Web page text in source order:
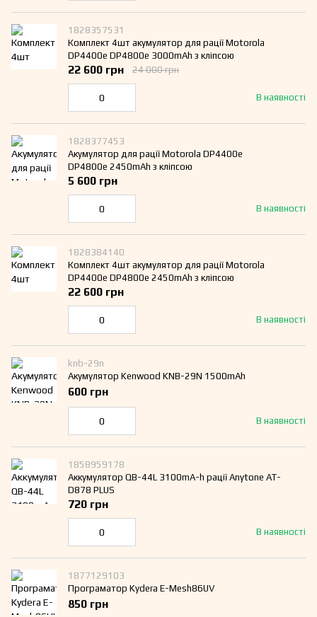
1828357531
Комплект 4шт акумулятор для рації Motorola
DP4400е DP4800е 3000mAh з кліпсою
В наявності
22 600 грн 24 000 грн
1828377453
Акумулятор для рації Motorola DP4400е
DP4800е 2450mAh з кліпсою
В наявності
5 600 грн
1828384140
Комплект 4шт акумулятор для рації Motorola
DP4400е DP4800е 2450mAh з кліпсою
В наявності
22 600 грн
knb-29n
Акумулятор Kenwood KNB-29N 1500mAh
В наявності
600 грн
1858959178
Аккумулятор QB-44L 3100mA-h рації Anytone AT-
D878 PLUS
В наявності
720 грн
1877129103
Програматор Kydera E-Mesh86UV
850 грн